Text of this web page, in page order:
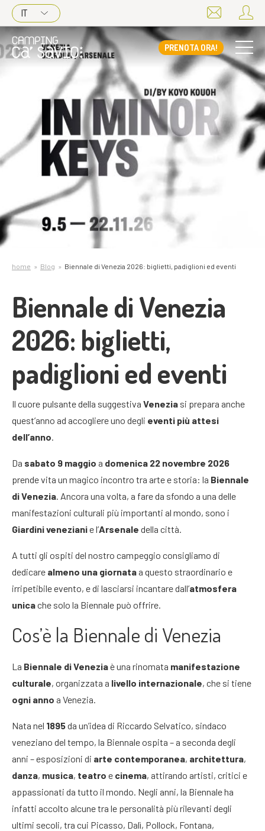
IT
PRENOTA ORA!
home Blog Biennale di Venezia 2026: biglietti, padiglioni ed eventi
Biennale di Venezia
2026: biglietti,
padiglioni ed eventi
Il cuore pulsante della suggestiva Venezia si prepara anche
quest’anno ad accogliere uno degli eventi più attesi
dell’anno.
Da sabato 9 maggio a domenica 22 novembre 2026
prende vita un magico incontro tra arte e storia: la Biennale
di Venezia. Ancora una volta, a fare da sfondo a una delle
manifestazioni culturali più importanti al mondo, sono i
Giardini venezianie l’Arsenale della città.
A tutti gli ospiti del nostro campeggio consigliamo di
dedicare almeno una giornata a questo straordinario e
irripetibile evento, e di lasciarsi incantare dall’atmosfera
unicache solo la Biennale può offrire.
Cos’è la Biennale di Venezia
La Biennale di Veneziaè una rinomata manifestazione
culturale, organizzata a livello internazionale, che si tiene
ogni anno a Venezia.
Nata nel 1895da un’idea di Riccardo Selvatico, sindaco
veneziano del tempo, la Biennale ospita – a seconda degli
anni – esposizioni di arte contemporanea, architettura,
danza, musica, teatro e cinema, attirando artisti, critici e
appassionati da tutto il mondo. Negli anni, la Biennale ha
infatti accolto alcune tra le personalità più rilevanti degli
ultimi secoli, tra cui Picasso, Dalì, Pollock, Fontana,